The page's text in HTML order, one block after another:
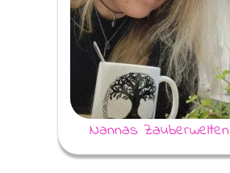
Nannas Zauberwelten